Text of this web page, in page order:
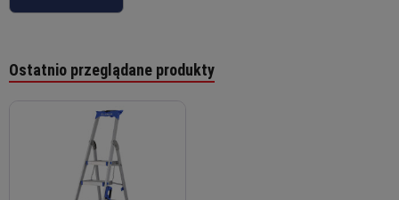
Ostatnio przeglądane produkty